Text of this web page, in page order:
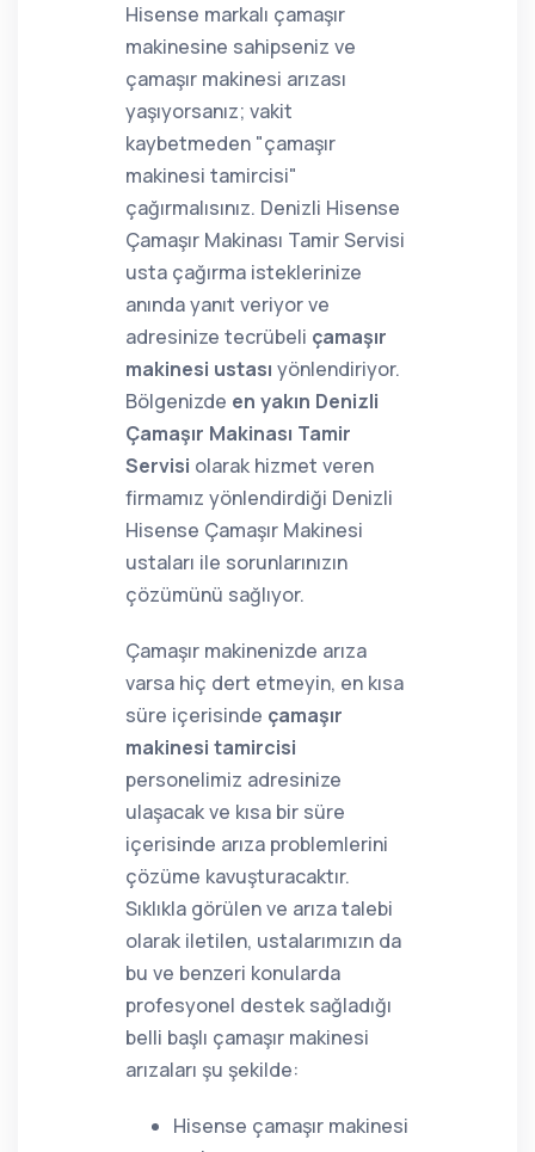
Hisense markalı çamaşır
makinesine sahipseniz ve
çamaşır makinesi arızası
yaşıyorsanız; vakit
kaybetmeden "çamaşır
makinesi tamircisi"
çağırmalısınız. Denizli Hisense
Çamaşır Makinası Tamir Servisi
usta çağırma isteklerinize
anında yanıt veriyor ve
adresinize tecrübeli çamaşır
makinesi ustası yönlendiriyor.
Bölgenizde en yakın Denizli
Çamaşır Makinası Tamir
Servisi olarak hizmet veren
firmamız yönlendirdiği Denizli
Hisense Çamaşır Makinesi
ustaları ile sorunlarınızın
çözümünü sağlıyor.
Çamaşır makinenizde arıza
varsa hiç dert etmeyin, en kısa
süre içerisinde çamaşır
makinesi tamircisi
personelimiz adresinize
ulaşacak ve kısa bir süre
içerisinde arıza problemlerini
çözüme kavuşturacaktır.
Sıklıkla görülen ve arıza talebi
olarak iletilen, ustalarımızın da
bu ve benzeri konularda
profesyonel destek sağladığı
belli başlı çamaşır makinesi
arızaları şu şekilde:
Hisense çamaşır makinesi